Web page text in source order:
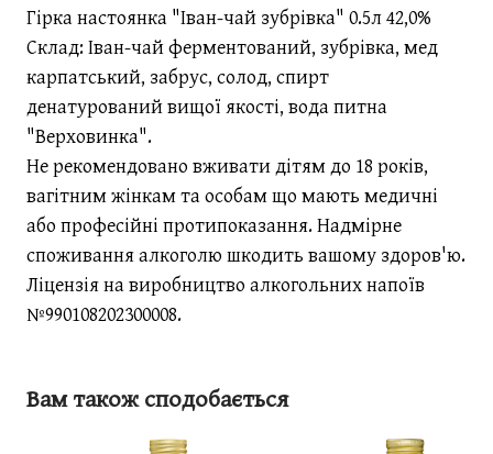
Гірка настоянка "Іван-чай зубрівка" 0.5л 42,0%
Склад: Іван-чай ферментований, зубрівка, мед
карпатський, забрус, солод, спирт
денатурований вищої якості, вода питна
"Верховинка".
Не рекомендовано вживати дітям до 18 років,
вагітним жінкам та особам що мають медичні
або професійні протипоказання. Надмірне
споживання алкоголю шкодить вашому здоров'ю.
Ліцензія на виробництво алкогольних напоїв
№990108202300008.
Вам також сподобається